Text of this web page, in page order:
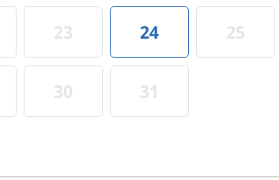
23 24 25
30 31